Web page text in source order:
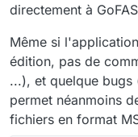
directement à
Même si
édition, pas de
...), et quelque bugs
permet néanmoins
fichiers en format